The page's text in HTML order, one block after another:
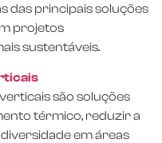
das principais soluções
projetos
sustentáveis.
são soluções
térmico, reduzir a
em áreas